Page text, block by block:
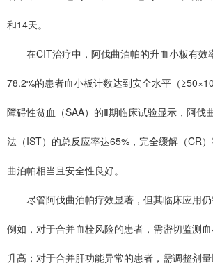
和14天。
在CIT治疗中，阿伐曲泊帕的升血小板有效
78.2%的患者血小板计数达到安全水平（
障碍性贫血（SAA）的Ⅱ期临床试验显示，阿伐
法（IST）的总反应率达65%，完全缓解（CR
曲泊帕相当且安全性良好。
尽管阿伐曲泊帕疗效显著，但其临床应用仍
例如，对于合并血栓风险的患者，需密切监测
升高；对于合并肝功能异常的患者，需调整剂量